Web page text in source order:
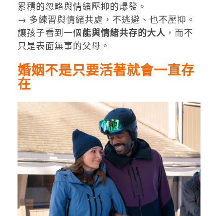
累積的忽略與情緒壓抑的爆發。
→ 多練習與情緒共處，不逃避、也不壓抑。
讓孩子看到一個能與情緒共存的大人，而不
只是表面無事的父母。
婚姻不是只要活著就會一直存
在